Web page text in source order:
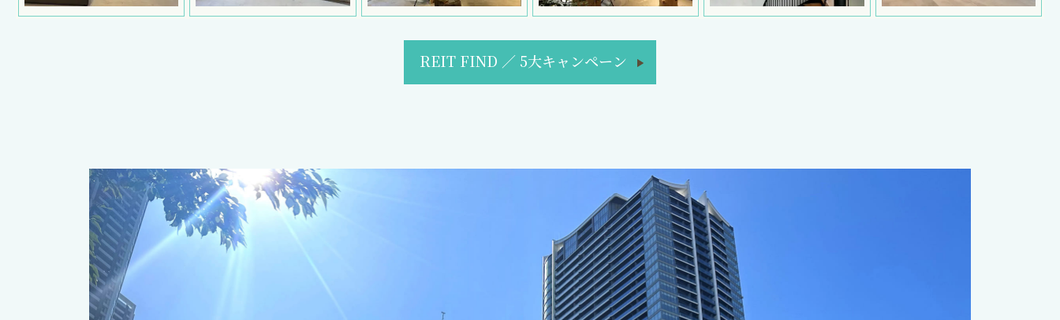
REIT FIND ／ 5大キャンペーン